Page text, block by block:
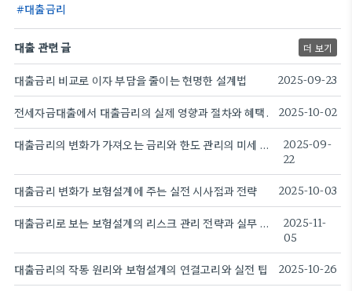
대출금리
대출 관련 글 더 보기
대출금리 비교로 이자 부담을 줄이는 현명한 설계법 2025-09-23
전세자금대출에서 대출금리의 실제 영향과 절차와 혜택. 2025-10-02
대출금리의 변화가 가져오는 금리와 한도 관리의 미세 조정 방법
2025-09-
22
대출금리 변화가 보험설계에 주는 실전 시사점과 전략 2025-10-03
대출금리로 보는 보험설계의 리스크 관리 전략과 실무 포인트
2025-11-
05
대출금리의 작동 원리와 보험설계의 연결고리와 실전 팁 2025-10-26